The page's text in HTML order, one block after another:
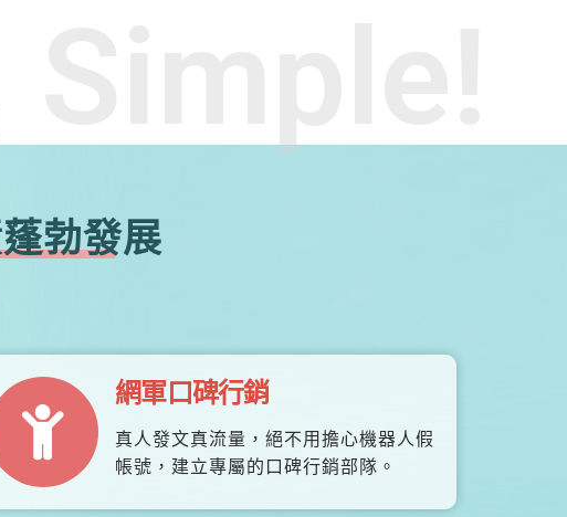
勃發展
網軍口碑行銷
真人發文真流量，絕不用擔心機器人假
帳號，建立專屬的口碑行銷部隊。